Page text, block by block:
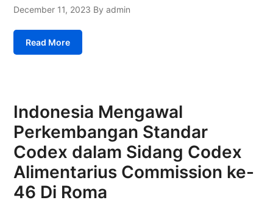
December 11, 2023 By admin
Read More
Indonesia Mengawal
Perkembangan Standar
Codex dalam Sidang Codex
Alimentarius Commission ke-
46 Di Roma